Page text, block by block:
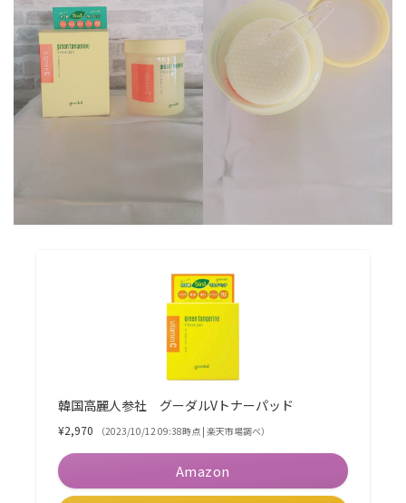
韓国高麗人参社 グーダルVトナーパッド
¥2,970 （2023/10/12 09:38時点 | 楽天市場調べ）
Amazon